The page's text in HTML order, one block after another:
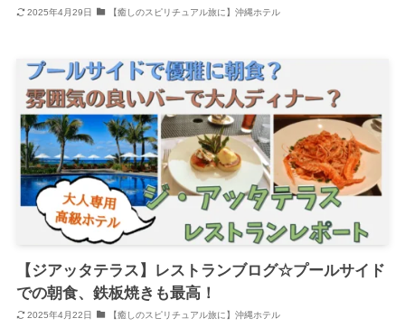
2025年4月29日 【癒しのスピリチュアル旅に】沖縄ホテル
【ジアッタテラス】レストランブログ☆プールサイド
での朝食、鉄板焼きも最高！
2025年4月22日 【癒しのスピリチュアル旅に】沖縄ホテル